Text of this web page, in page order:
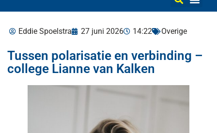
Eddie Spoelstra 27 juni 2026 14:22 Overige
Tussen polarisatie en verbinding –
college Lianne van Kalken